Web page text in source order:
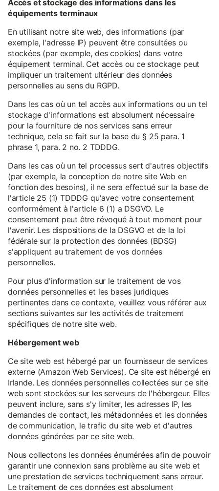
Accès et stockage des informations dans les
équipements terminaux
En utilisant notre site web, des informations (par
exemple, l'adresse IP) peuvent être consultées ou
stockées (par exemple, des cookies) dans votre
équipement terminal. Cet accès ou ce stockage peut
impliquer un traitement ultérieur des données
personnelles au sens du RGPD.
Dans les cas où un tel accès aux informations ou un tel
stockage d'informations est absolument nécessaire
pour la fourniture de nos services sans erreur
technique, cela se fait sur la base du § 25 para. 1
phrase 1, para. 2 no. 2 TDDDG.
Dans les cas où un tel processus sert d'autres objectifs
(par exemple, la conception de notre site Web en
fonction des besoins), il ne sera effectué sur la base de
l'article 25 (1) TDDDG qu'avec votre consentement
conformément à l'article 6 (1) a DSGVO. Le
consentement peut être révoqué à tout moment pour
l'avenir. Les dispositions de la DSGVO et de la loi
fédérale sur la protection des données (BDSG)
s'appliquent au traitement de vos données
personnelles.
Pour plus d'information sur le traitement de vos
données personnelles et les bases juridiques
pertinentes dans ce contexte, veuillez vous référer aux
sections suivantes sur les activités de traitement
spécifiques de notre site web.
Hébergement web
Ce site web est hébergé par un fournisseur de services
externe (Amazon Web Services). Ce site est hébergé en
Irlande. Les données personnelles collectées sur ce site
web sont stockées sur les serveurs de l'hébergeur. Elles
peuvent inclure, sans s'y limiter, les adresses IP, les
demandes de contact, les métadonnées et les données
de communication, le trafic du site web et d'autres
données générées par ce site web.
Nous collectons les données énumérées afin de pouvoir
garantir une connexion sans problème au site web et
une prestation de services techniquement sans erreur.
Le traitement de ces données est absolument